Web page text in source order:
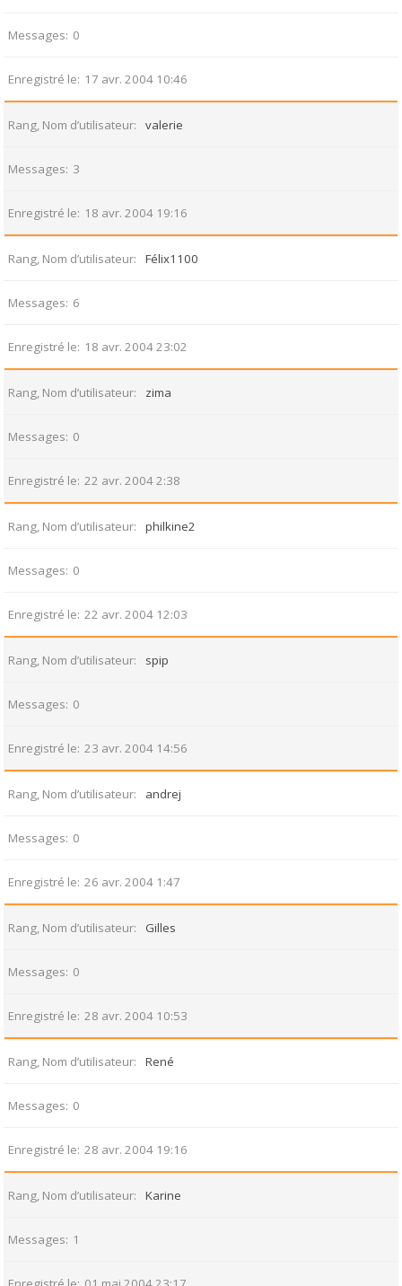
Messages 0
Enregistré le 17 avr. 2004 10:46
Rang, Nom d’utilisateur valerie
Messages 3
Enregistré le 18 avr. 2004 19:16
Rang, Nom d’utilisateur Félix1100
Messages 6
Enregistré le 18 avr. 2004 23:02
Rang, Nom d’utilisateur zima
Messages 0
Enregistré le 22 avr. 2004 2:38
Rang, Nom d’utilisateur philkine2
Messages 0
Enregistré le 22 avr. 2004 12:03
Rang, Nom d’utilisateur spip
Messages 0
Enregistré le 23 avr. 2004 14:56
Rang, Nom d’utilisateur andrej
Messages 0
Enregistré le 26 avr. 2004 1:47
Rang, Nom d’utilisateur Gilles
Messages 0
Enregistré le 28 avr. 2004 10:53
Rang, Nom d’utilisateur René
Messages 0
Enregistré le 28 avr. 2004 19:16
Rang, Nom d’utilisateur Karine
Messages 1